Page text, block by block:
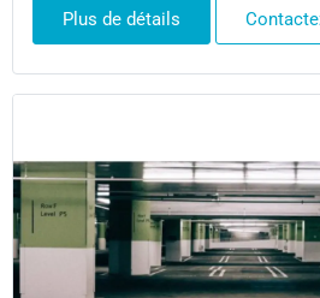
Plus de détails